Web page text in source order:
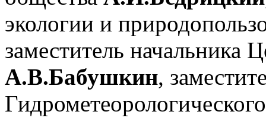
экологии и
заместитель
А.В.Бабушкин,